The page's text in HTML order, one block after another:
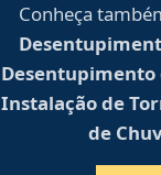
Conheça
Desentupimento
Instalação de
de